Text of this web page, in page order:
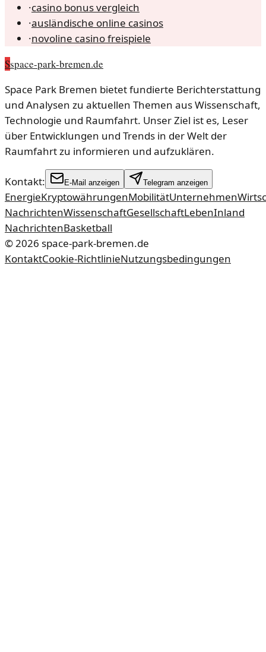
·casino bonus vergleich
·ausländische online casinos
·novoline casino freispiele
Sspace-park-bremen.de
Space Park Bremen bietet fundierte Berichterstattung
und Analysen zu aktuellen Themen aus Wissenschaft,
Technologie und Raumfahrt. Unser Ziel ist es, Leser
über Entwicklungen und Trends in der Welt der
Raumfahrt zu informieren und aufzuklären.
Kontakt: E-Mail anzeigen Telegram anzeigen
EnergieKryptowährungenMobilitätUnternehmen
NachrichtenWissenschaftGesellschaftLebenInland
NachrichtenBasketball
©2026 space-park-bremen.de
KontaktCookie-RichtlinieNutzungsbedingungen